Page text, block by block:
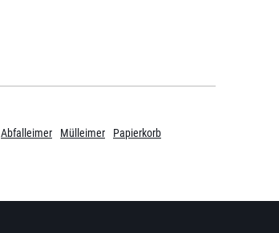
Abfalleimer Mülleimer Papierkorb